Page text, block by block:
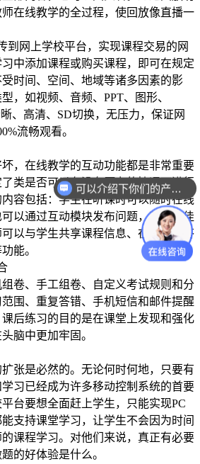
在线教学的全过程，使回放像直播一
到网上学校平台，实现课程交易的网
习中添加课程或购买课程，即可在规定
时间、空间、地域等诸多因素的影
，如视频、音频、PPT、图形、
、高清、SD切换，无压力，保证网
流畅观看。
，在线教学的互动功能都是非常重要
类是否可以在没有压力的情况下进行
容包括：学生在听课时可以随时在线
以通过互动模块发布问题，获得最佳
以与学生共享课程信息、在互动区答
能。
卷、手工组卷、自定义考试规则和分
围、重复答错、手机短信和邮件提醒
后练习的目的是在课堂上发现和强化
脑中更加牢固。
张是必然的。无论何时何地，只要有
习已经成为许多移动控制系统的首要
台要想全面赶上学生，只能实现PC
支持课堂学习，让学生不会因为时间
课程学习。对他们来说，真正有必要
的好体验是什么。
可以介绍下你们的产品么？